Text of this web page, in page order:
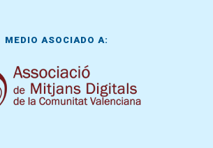
MEDIO ASOCIADO A: